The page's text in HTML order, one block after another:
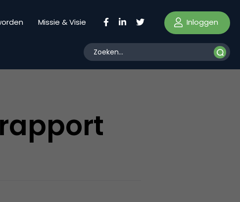
Missie & Visie Inloggen